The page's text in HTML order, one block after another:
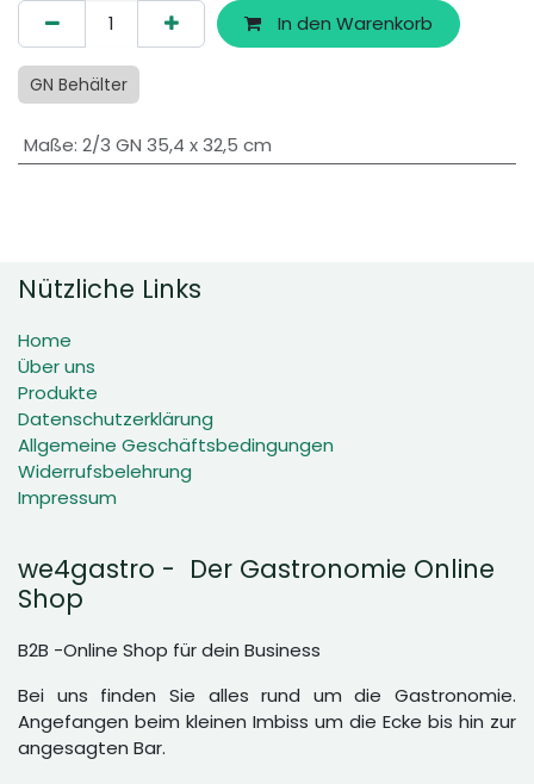
In den Warenkorb
GN Behälter
Maße: 2/3 GN 35,4 x 32,5 cm
Nützliche Links
Home
Über uns
Produkte
Datenschutzerklärung
Allgemeine Geschäftsbedingungen
Widerrufsbelehrung
Impressum
we4gastro - Der Gastronomie Online
Shop
B2B -Online Shop für dein Business
Bei uns finden Sie alles rund um die Gastronomie.
Angefangen beim kleinen Imbiss um die Ecke bis hin zur
angesagten Bar.